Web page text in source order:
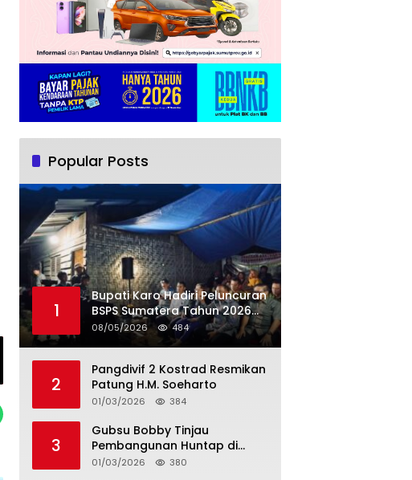
Popular Posts
1
Bupati Karo Hadiri Peluncuran
BSPS Sumatera Tahun 2026
Secarra Daring
08/05/2026 484
2
Pangdivif 2 Kostrad Resmikan
Patung H.M. Soeharto
01/03/2026 384
3
Gubsu Bobby Tinjau
Pembangunan Huntap di
Tapteng
01/03/2026 380